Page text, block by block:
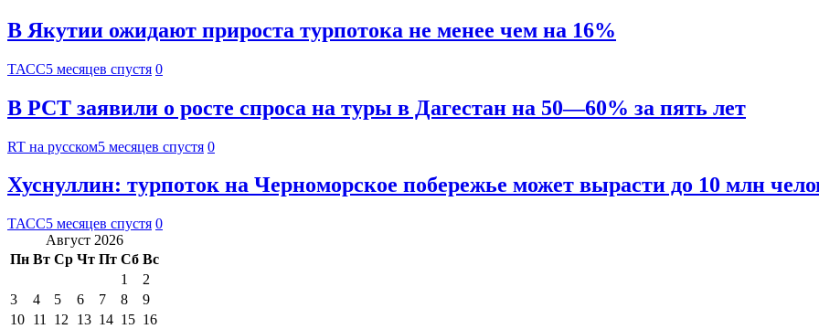
В Якутии ожидают прироста турпотока не менее чем на 16%
ТАСС5 месяцев спустя 0
В РСТ заявили о росте спроса на туры в Дагестан на 50—60% за пять лет
RT на русском5 месяцев спустя 0
Хуснуллин: турпоток на Черноморское побережье может вырасти до 10 млн
ТАСС5 месяцев спустя 0
Август 2026
Пн Вт Ср Чт Пт Сб Вс
1
2
3
4 5 6 7 8
9
10 11 12 13 14 15 16